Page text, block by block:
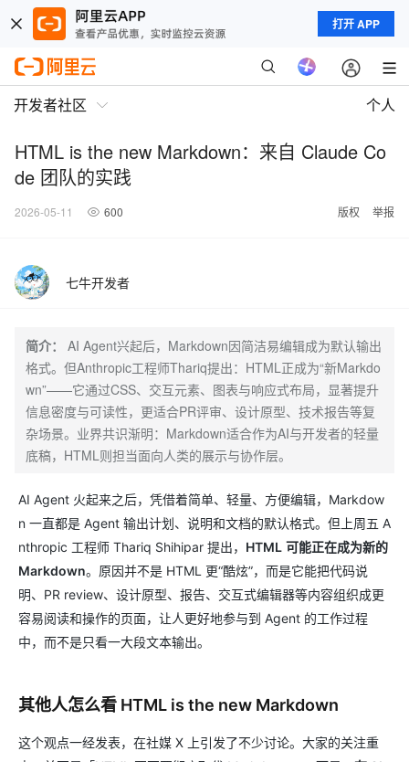
打开 APP
开发者社区 个人
HTML is the new Markdown：来自 Claude Co
de 团队的实践
2026-05-11 600 版权 举报
七牛开发者
简介：
AI Agent兴起后，Markdown因简洁易编辑成为默认输出
格式。但Anthropic工程师Thariq提出：HTML正成为“新Markdo
wn”——它通过CSS、交互元素、图表与响应式布局，显著提升
信息密度与可读性，更适合PR评审、设计原型、技术报告等复
杂场景。业界共识渐明：Markdown适合作为AI与开发者的轻量
底稿，HTML则担当面向人类的展示与协作层。
AI Agent 火起来之后，凭借着简单、轻量、方便编辑，Markdow
n 一直都是 Agent 输出计划、说明和文档的默认格式。但上周五 A
nthropic 工程师 Thariq Shihipar 提出， HTML 可能正在成为新的
Markdown。原因并不是 HTML 更“酷炫”，而是它能把代码说
明、PR review、设计原型、报告、交互式编辑器等内容组织成更
容易阅读和操作的页面，让人更好地参与到 Agent 的工作过程
中，而不是只看一大段文本输出。
其他人怎么看 HTML is the new Markdown
这个观点一经发表，在社媒 X 上引发了不少讨论。大家的关注重